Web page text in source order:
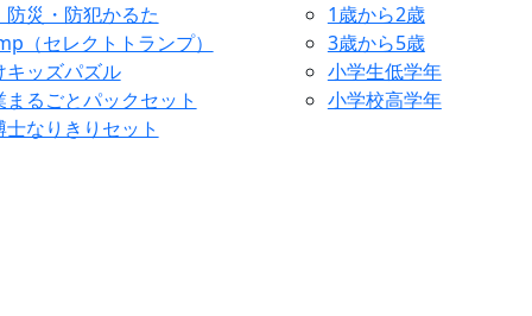
災・防犯かるた
（セレクトトランプ）
キッズパズル
るごとパックセット
なりきりセット
1歳から2歳
3歳から5歳
小学生低学年
小学校高学年